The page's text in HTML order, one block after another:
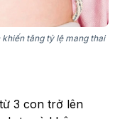
tăng tỷ lệ mang thai
3 con trở lên